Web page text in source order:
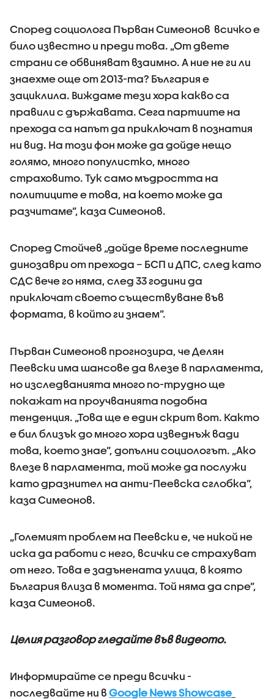
Според социолога Първан Симеонов всичко е
било известно и преди това. „От двете
страни се обвиняват взаимно. А ние не ги ли
знаехме още от 2013-та? България е
зациклила. Виждаме тези хора какво са
правили с държавата. Сега партиите на
прехода са напът да приключат в познатия
ни вид. На този фон може да дойде нещо
голямо, много популистко, много
страховито. Тук само мъдростта на
политиците е това, на което може да
разчитаме”, каза Симеонов.
Според Стойчев „дойде време последните
динозаври от прехода – БСП и ДПС, след като
СДС вече го няма, след 33 години да
приключат своето съществуване във
формата, в който ги знаем”.
Първан Симеонов прогнозира, че Делян
Пеевски има шансове да влезе в парламента,
но изследванията много по-трудно ще
покажат на проучванията подобна
тенденция. „Това ще е един скрит вот. Както
е бил близък до много хора изведнъж вади
това, което знае”, допълни социологът. „Ако
влезе в парламента, той може да послужи
като дразнител на анти-Пеевска сглобка”,
каза Симеонов.
„Големият проблем на Пеевски е, че никой не
иска да работи с него, всички се страхуват
от него. Това е задънената улица, в която
България влиза в момента. Той няма да спре”,
каза Симеонов.
Целия разговор гледайте във видеото.
Информирайте се преди всички -
последвайте ни в Google News Showcase